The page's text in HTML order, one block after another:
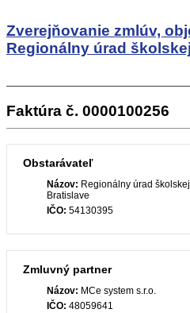
Zverejňovanie zmlúv,
Regionálny úrad
Faktúra č. 0000100256
Obstarávateľ
Názov: Regionálny úrad
Bratislave
IČO: 54130395
Zmluvný partner
Názov: MCe system s.r.o.
IČO: 48059641